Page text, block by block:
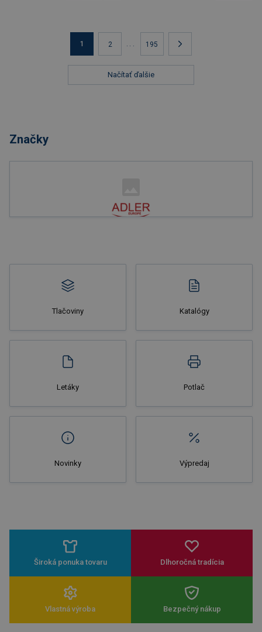
Načítať ďalšie
1 2 ... 195
Značky
Tlačoviny Katalógy
Letáky Potlač
Novinky Výpredaj
Široká ponuka tovaru Dlhoročná tradícia
Vlastná výroba Bezpečný nákup